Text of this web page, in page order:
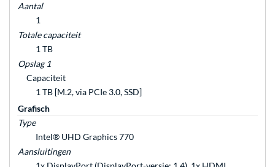
Aantal
1
Totale capaciteit
1 TB
Opslag 1
Capaciteit
1 TB [M.2, via PCIe 3.0, SSD]
Grafisch
Type
Intel® UHD Graphics 770
Aansluitingen